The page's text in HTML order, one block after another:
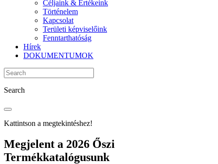
Céljaink & Értékeink
Történelem
Kapcsolat
Területi képviselőink
Fenntarthatóság
Hírek
DOKUMENTUMOK
Search
Kattintson a megtekintéshez!
Megjelent a 2026 Őszi
Termékkatalógusunk